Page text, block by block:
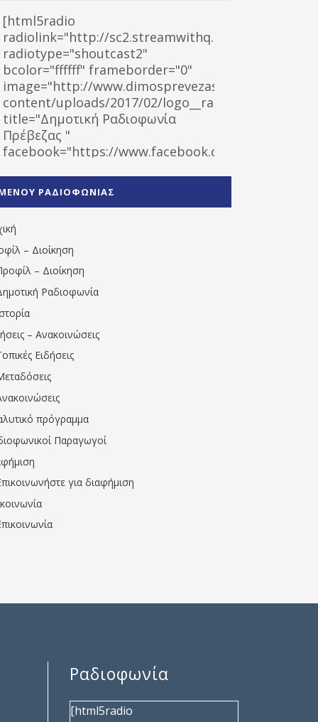
[html5radio
radiolink="http://sc2.streamwithq.com:8028/
radiotype="shoutcast2"
bcolor="ffffff" frameborder="0"
image="http://www.dimosprevezas.gr/wp-
content/uploads/2017/02/logo__radiofonias.jpg"
title="Δημοτική Ραδιοφωνία
Πρέβεζας "
facebook="https://www.facebook.com/
1531194763766854/" artist="" ]
ΡΑΔΙΟΦΩΝΙΑΣ
– Διοίκηση
– Διοίκηση
Ραδιοφωνία
– Ανακοινώσεις
Ειδήσεις
πρόγραμμα
Παραγωγοί
για διαφήμιση
Ραδιοφωνία
[html5radio